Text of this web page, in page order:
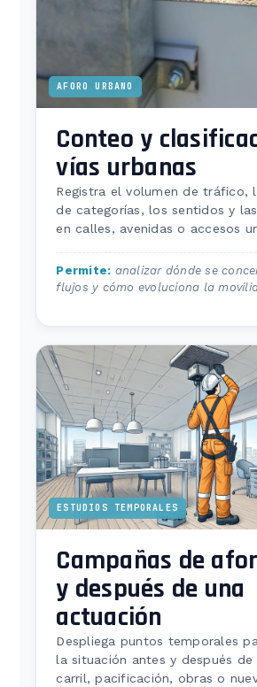
AFORO URBANO
Conteo y
vías urbanas
Registra el volumen de tráfico,
de categorías, los sentidos y
en calles, avenidas o accesos
Permite: analizar dónde se
flujos y cómo evoluciona la
ESTUDIOS TEMPORALES
Campañas de
y después de una
actuación
Despliega puntos temporales
la situación antes y después de
carril, pacificación, obras o